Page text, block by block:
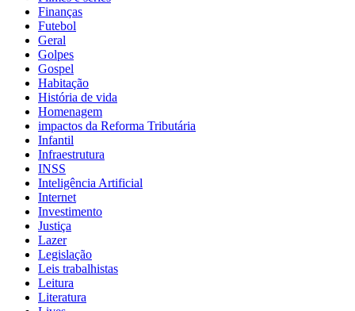
Finanças
Futebol
Geral
Golpes
Gospel
Habitação
História de vida
Homenagem
impactos da Reforma Tributária
Infantil
Infraestrutura
INSS
Inteligência Artificial
Internet
Investimento
Justiça
Lazer
Legislação
Leis trabalhistas
Leitura
Literatura